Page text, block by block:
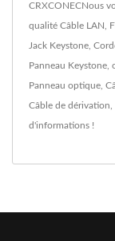
CRXCONECNous
qualité Câble LAN
Jack Keystone
Panneau Keystone
Panneau optique
Câble de dérivation
d'informations !